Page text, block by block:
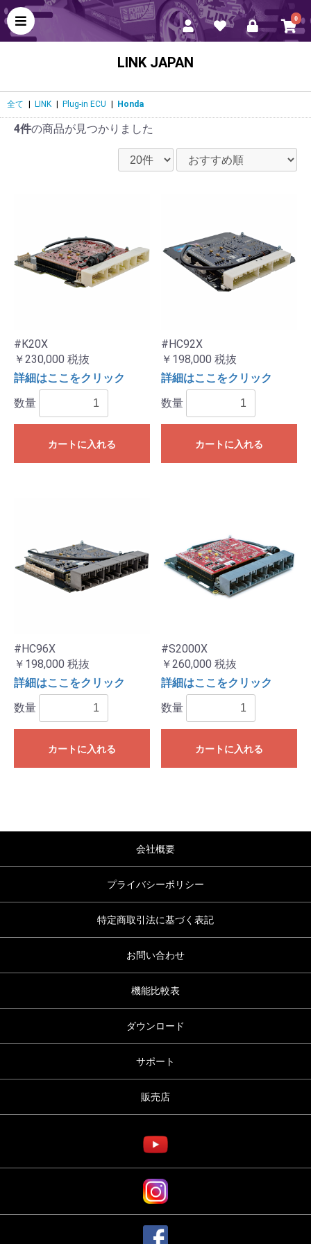
0
LINK JAPAN
全て LINK Plug-in ECU Honda
4件の商品が見つかりました
#K20X
￥230,000 税抜
詳細はここをクリック
数量
カートに入れる
#HC92X
￥198,000 税抜
詳細はここをクリック
数量
カートに入れる
#HC96X
￥198,000 税抜
詳細はここをクリック
数量
カートに入れる
#S2000X
￥260,000 税抜
詳細はここをクリック
数量
カートに入れる
会社概要
プライバシーポリシー
特定商取引法に基づく表記
お問い合わせ
機能比較表
ダウンロード
サポート
販売店